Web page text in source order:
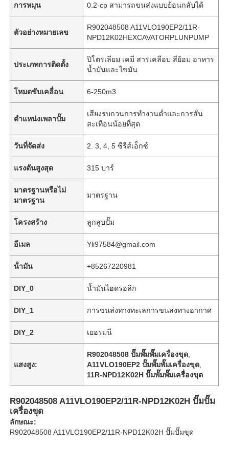
หน้าแรก
วิดีโอ
การหมุน 0.2-cp สามารถขนส่งแบบย้อนกลับได้
ตัวอย่างหมายเลข
R902048508 A11VLO190EP2/11R-
NPD12K02HEXCAVATORPLUNPUMP
ประเภทการติดตั้ง
ปิโตรเลียม เคมี สารเคลือบ สีย้อม อาหาร
น้ำมันและไขมัน
โหมดขับเคลื่อน 6-250m3
ตำแหน่งเพลาปั๊ม
เสียงรบกวนการทำงานต่ำและการสั่น
สะเทือนน้อยที่สุด
วันที่จัดส่ง 2. 3, 4, 5 ซีรีส์เอ็กซ์
แรงดันสูงสุด 315 บาร์
มาตรฐานหรือไม่
มาตรฐาน
มาตรฐาน
โครงสร้าง ลูกสูบปั๊ม
อีเมล Yli97584@gmail.com
น้ํามัน +85267220981
DIY_0 น้ำมันไฮดรอลิก
DIY_1 การขนส่งทางทะเลการขนส่งทางอากาศ
DIY_2 เยอรมนี
แสงสูง:
R902048508 ปั๊มพั๊มพั๊มเครื่องขุด
A11VLO190EP2 ปั๊มพั๊มพั๊มเครื่องขุด
11R-NPD12K02H ปั๊มพั๊มพั๊มเครื่องขุด
R902048508 A11VLO190EP2/11R-NPD12K02H ปั๊มปั๊ม
เครื่องขุด
ลักษณะ:
R902048508 A11VLO190EP2/11R-NPD12K02H ปั๊มปั๊มขุด